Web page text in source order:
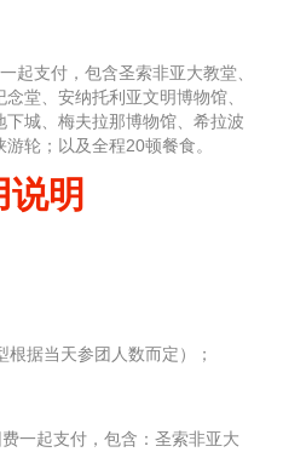
起支付，包含圣索非亚大教堂、
堂、安纳托利亚文明博物馆、
城、梅夫拉那博物馆、希拉波
轮；以及全程20顿餐食。
说明
据当天参团人数而定）；
一起支付，包含：圣索非亚大